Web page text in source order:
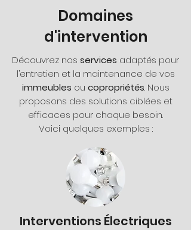
Domaines
d'intervention
Découvrez nos services adaptés pour
l’entretien et la maintenance de vos
immeubles ou copropriétés. Nous
proposons des solutions ciblées et
efficaces pour chaque besoin.
Voici quelques exemples :
Interventions Électriques